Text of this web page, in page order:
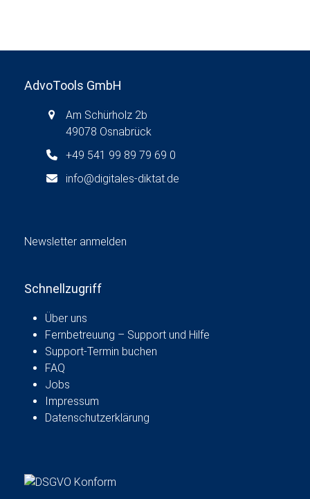
AdvoTools GmbH
Am Schürholz 2b
49078 Osnabrück
+49 541 99 89 79 69 0
info@digitales-diktat.de
Newsletter anmelden
Schnellzugriff
Über uns
Fernbetreuung – Support und Hilfe
Support-Termin buchen
FAQ
Jobs
Impressum
Datenschutzerklärung